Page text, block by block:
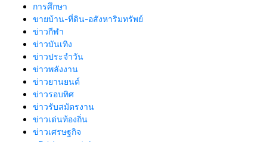
การศึกษา
ขายบ้าน-ที่ดิน-อสังหาริมทรัพย์
ข่าวกีฬา
ข่าวบันเทิง
ข่าวประจำวัน
ข่าวพลังงาน
ข่าวยานยนต์
ข่าวรอบทิศ
ข่าวรับสมัตรงาน
ข่าวเด่นท้องถิ่น
ข่าวเศรษฐกิจ